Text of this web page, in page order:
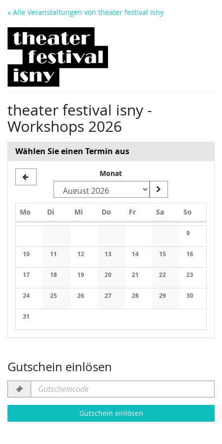
Zum
Inhalt
springen
« Alle Veranstaltungen von theater festival isny
theater festival isny -
Workshops 2026
Wählen Sie einen Termin aus
zur
Anzeige
auswählen
Monat
Kalender
Mo Montag
DiDienstag
MiMittwoch
Do Donnerstag
FrFreitagSaSamstag
So
9
10 11 12 13 14 15 16
17 18 19 20 21 22 23
24 25 26 27 28 29 30
31
Gutschein einlösen
Gutscheincode
erforderlich
Gutschein einlösen